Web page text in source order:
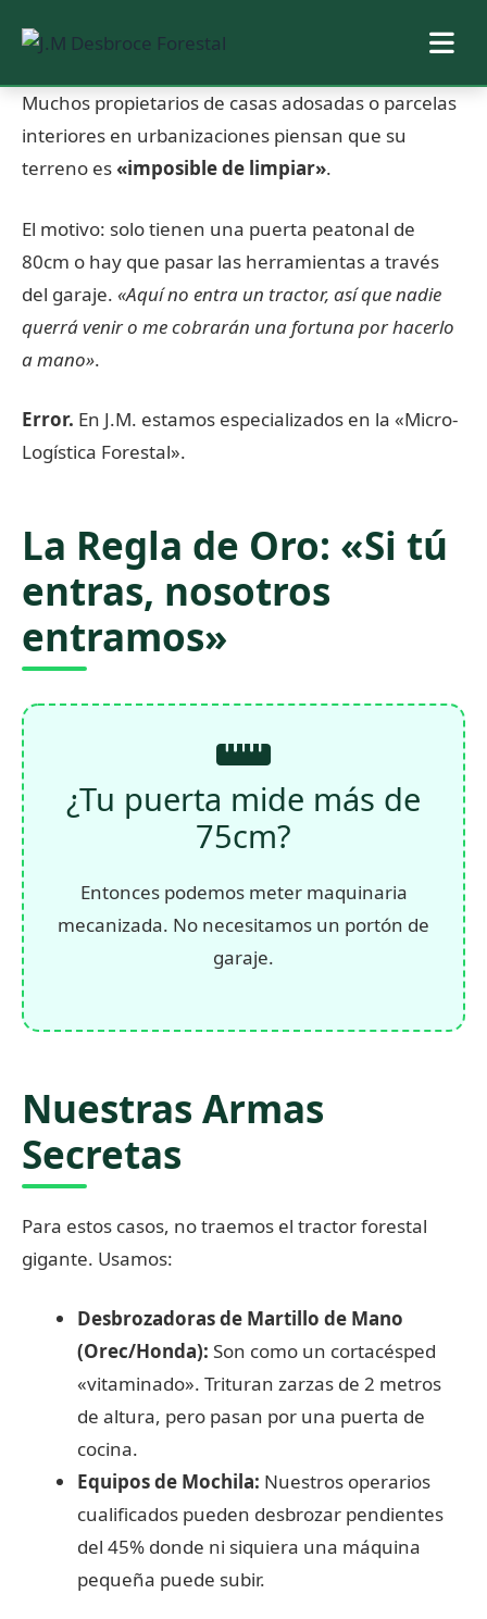
Saltar
contenido
Muchos propietarios de casas adosadas o parcelas
interiores en urbanizaciones piensan que su
terreno es«imposible de limpiar».
El motivo: solo tienen una puerta peatonal de
80cm o hay que pasar las herramientas a través
del garaje. «Aquí no entra un tractor, así que nadie
querrá venir o me cobrarán una fortuna por hacerlo
a mano».
Error. En J.M. estamos especializados en la «Micro-
Logística Forestal».
La Regla de Oro: «Si tú
entras, nosotros
entramos»
¿Tu puerta mide más de
75cm?
Entonces podemos meter maquinaria
mecanizada. No necesitamos un portón de
garaje.
Nuestras Armas
Secretas
Para estos casos, no traemos el tractor forestal
gigante. Usamos:
Desbrozadoras de Martillo de Mano
(Orec/Honda): Son como un cortacésped
«vitaminado». Trituran zarzas de 2 metros
de altura, pero pasan por una puerta de
cocina.
Equipos de Mochila: Nuestros operarios
cualificados pueden desbrozar pendientes
del 45% donde ni siquiera una máquina
pequeña puede subir.